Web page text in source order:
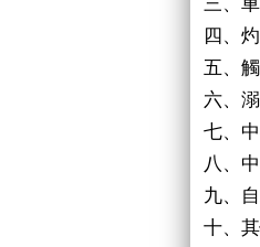
四、
五、觸
六、溺
七、中
八、中
九、自
十、其